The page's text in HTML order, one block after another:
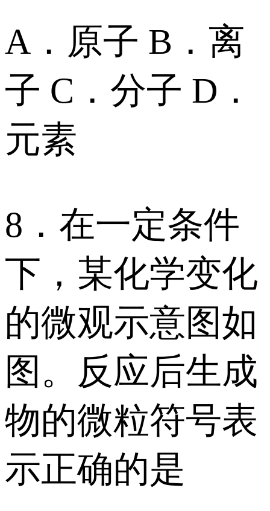
A．原子 B．离
子 C．分子 D．
元素
8．在一定条件
下，某化学变化
的微观示意图如
图。反应后生成
物的微粒符号表
示正确的是